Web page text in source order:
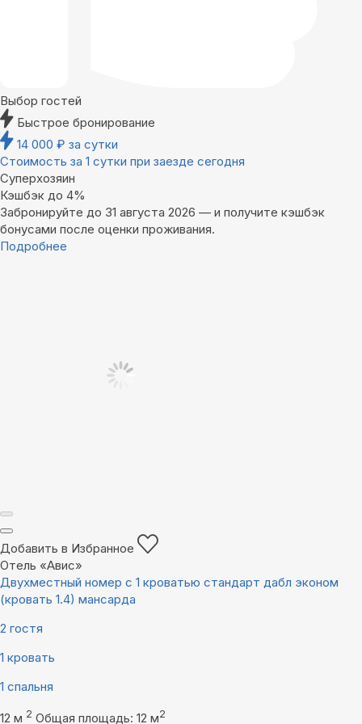
Выбор гостей
Быстрое бронирование
14 000 ₽ за сутки
Стоимость за 1 сутки при заезде сегодня
Суперхозяин
Кэшбэк до 4%
Забронируйте до 31 августа 2026 — и получите кэшбэк
бонусами после оценки проживания.
Подробнее
Добавить в Избранное
Отель «Авис»
Двухместный номер с 1 кроватью стандарт дабл эконом
(кровать 1.4) мансарда
2 гостя
1 кровать
1 спальня
12 м 2 Общая площадь: 12 м2